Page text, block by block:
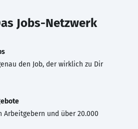
Jobs-Netzwerk
den Job, der wirklich zu Dir
Arbeitgebern und über 20.000